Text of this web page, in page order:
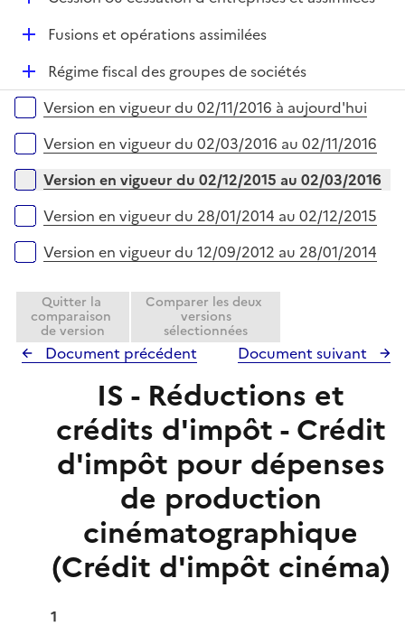
r
e
D
e
Fusions et opérations assimilées
D
é
p
e
Régime fiscal des groupes de sociétés
Versions sur la période
Version en vigueur du 02/11/2016 à aujourd'hui
Version en vigueur du 02/03/2016 au 02/11/2016
Version en vigueur du 02/12/2015 au 02/03/2016
Version en vigueur du 28/01/2014 au 02/12/2015
Version en vigueur du 12/09/2012 au 28/01/2014
Quitter la
comparaison
de version
Comparer les deux
versions
sélectionnées
Document précédent Document suivant
IS - Réductions et
crédits d'impôt - Crédit
d'impôt pour dépenses
de production
cinématographique
(Crédit d'impôt cinéma)
1